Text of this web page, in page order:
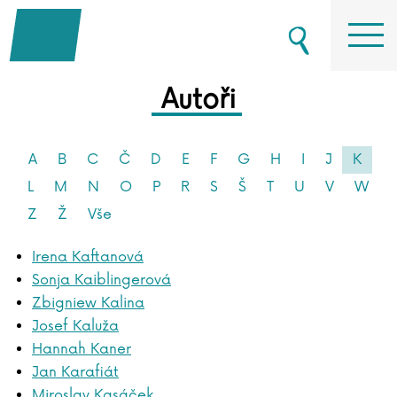
Autoři
A B C Č D E F G H I J
K
L
M N O P R S Š T U V
W
Z
Ž Vše
Irena Kaftanová
Sonja Kaiblingerová
Zbigniew Kalina
Josef Kaluža
Hannah Kaner
Jan Karafiát